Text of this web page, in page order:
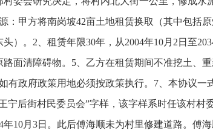
：甲方将南岗坡42亩土地租赁换取（其中包括
）。2、租赁年限30年，从2004年10月2日至
面清障碍物。5、乙方在租赁期间不准挖土、
有政府政策用地必须按政策执行。7、本协议一
宁后街村民委员会”字样，该字样系时任该村村
10月3日。此后傅海顺未为村里修建道路。傅